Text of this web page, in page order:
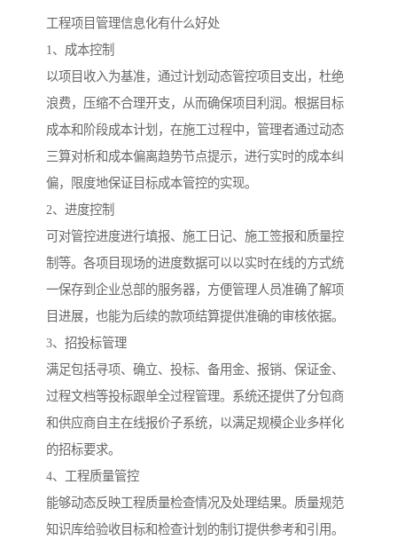
工程项目管理信息化有什么好处
1、成本控制
以项目收入为基准，通过计划动态管控项目支出，杜绝
浪费，压缩不合理开支，从而确保项目利润。根据目标
成本和阶段成本计划，在施工过程中，管理者通过动态
三算对析和成本偏离趋势节点提示，进行实时的成本纠
偏，限度地保证目标成本管控的实现。
2、进度控制
可对管控进度进行填报、施工日记、施工签报和质量控
制等。各项目现场的进度数据可以以实时在线的方式统
一保存到企业总部的服务器，方便管理人员准确了解项
目进展，也能为后续的款项结算提供准确的审核依据。
3、招投标管理
满足包括寻项、确立、投标、备用金、报销、保证金、
过程文档等投标跟单全过程管理。系统还提供了分包商
和供应商自主在线报价子系统，以满足规模企业多样化
的招标要求。
4、工程质量管控
能够动态反映工程质量检查情况及处理结果。质量规范
知识库给验收目标和检查计划的制订提供参考和引用。